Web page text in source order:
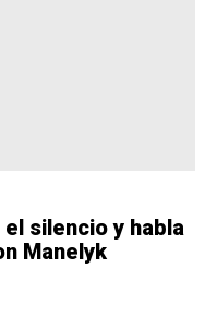
silencio y habla
Manelyk